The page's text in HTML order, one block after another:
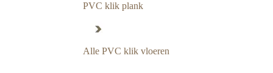
PVC klik plank
Alle PVC klik vloeren